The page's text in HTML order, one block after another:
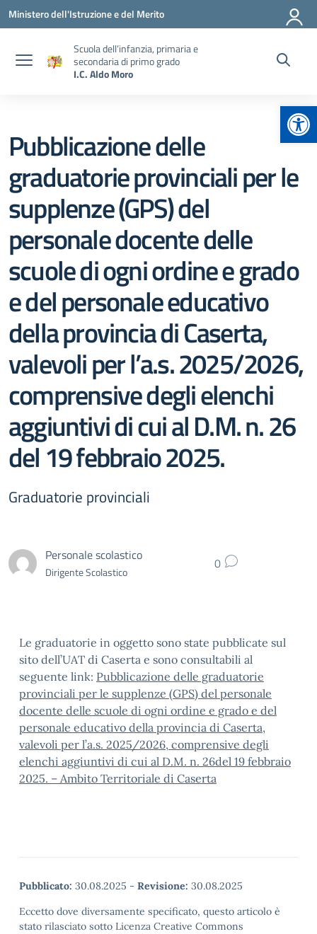
Vai ai contenuti
Vai al menu di navigazione
Vai al footer
Ministero dell'Istruzione e del Merito
Scuola dell’infanzia, primaria e
secondaria di primo grado
I.C. Aldo Moro
Pubblicazione delle
graduatorie provinciali per le
supplenze (GPS) del
personale docente delle
scuole di ogni ordine e grado
e del personale educativo
della provincia di Caserta,
valevoli per l’a.s. 2025/2026,
comprensive degli elenchi
aggiuntivi di cui al D.M. n. 26
del 19 febbraio 2025.
Graduatorie provinciali
Personale scolastico
Dirigente Scolastico 0
Le graduatorie in oggetto sono state pubblicate sul
sito dell’UAT di Caserta e sono consultabili al
seguente link: Pubblicazione delle graduatorie
provinciali per le supplenze (GPS) del personale
docente delle scuole di ogni ordine e grado e del
personale educativo della provincia di Caserta,
valevoli per l’a.s. 2025/2026, comprensive degli
elenchi aggiuntivi di cui al D.M. n. 26del 19 febbraio
2025. – Ambito Territoriale di Caserta
Pubblicato: 30.08.2025 - Revisione: 30.08.2025
Eccetto dove diversamente specificato, questo articolo è
stato rilasciato sotto Licenza Creative Commons